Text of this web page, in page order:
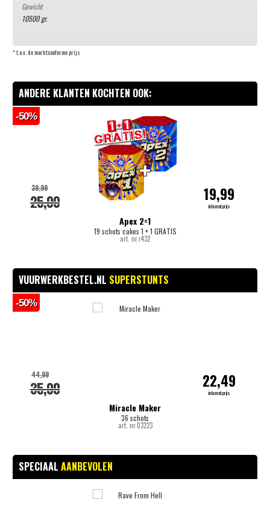
Gewicht
10500 gr.
* t.o.v. de marktconforme prijs
ANDERE KLANTEN KOCHTEN OOK:
Apex 2=1
19 schots cakes 1 + 1 GRATIS
art. nr.r432
25,00
39,99 19,99
internetprijs
-50%
VUURWERKBESTEL.NL SUPERSTUNTS
Miracle Maker
36 schots
art. nr.03223
35,00
44,99 22,49
internetprijs
-50%
SPECIAAL AANBEVOLEN